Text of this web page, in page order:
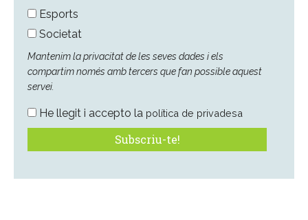
Esports
Societat
Mantenim la privacitat de les seves dades i els
compartim només amb tercers que fan possible aquest
servei.
He llegit i accepto la política de privadesa